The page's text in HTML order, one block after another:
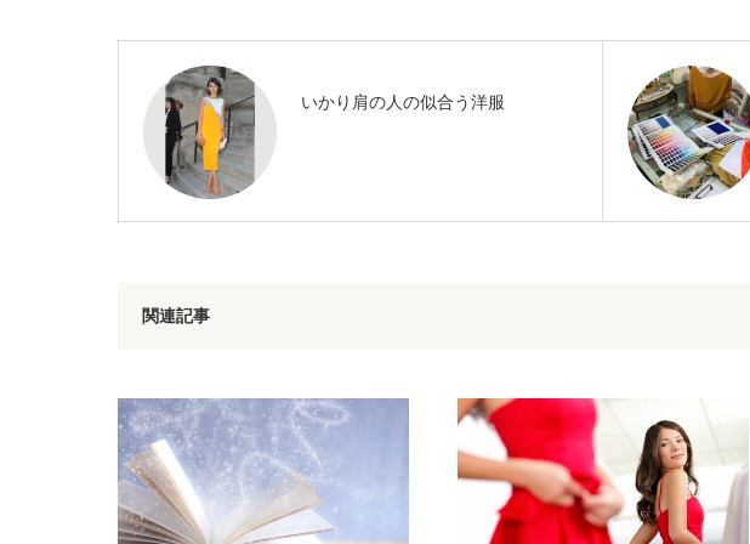
いかり肩の人の似合う洋服
関連記事